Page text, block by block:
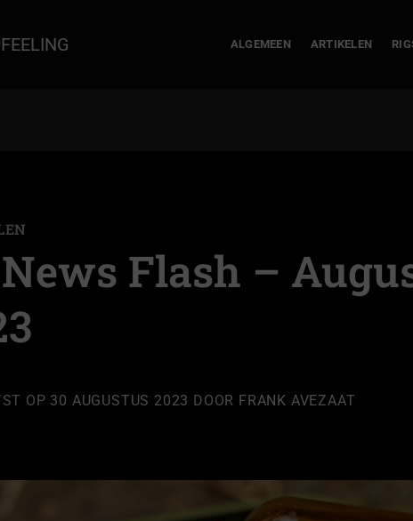
FEELING ALGEMEEN ARTIKELEN
Flash –
OP 30 AUGUSTUS 2023 DOOR FRANK AVEZAAT